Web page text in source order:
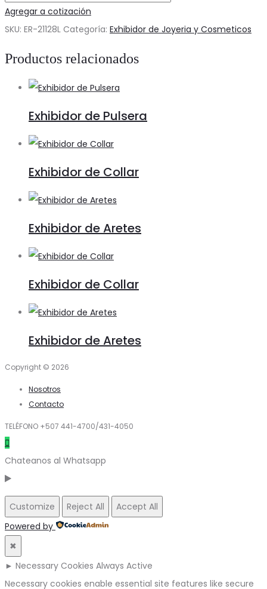
de
Aretes
Agregar a cotización
SKU: ER-21128L Categoría: Exhibidor de Joyeria y Cosmeticos
Productos relacionados
Exhibidor de Pulsera
Exhibidor de Collar
Exhibidor de Aretes
Exhibidor de Collar
Exhibidor de Aretes
Copyright © 2026
Nosotros
Contacto
TELÉFONO +507 441-4700/431-4050
Chateanos al Whatsapp
Customize Reject All
Accept All
Powered by
✖
► Necessary Cookies Always Active
Necessary cookies enable essential site features like secure